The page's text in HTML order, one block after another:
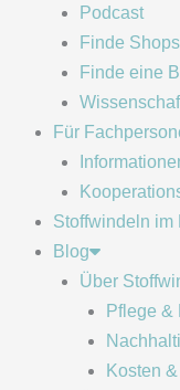
Podcast
Finde
Finde eine
Für
Stoffwindeln im
Blog
Über
Pflege &
Kosten